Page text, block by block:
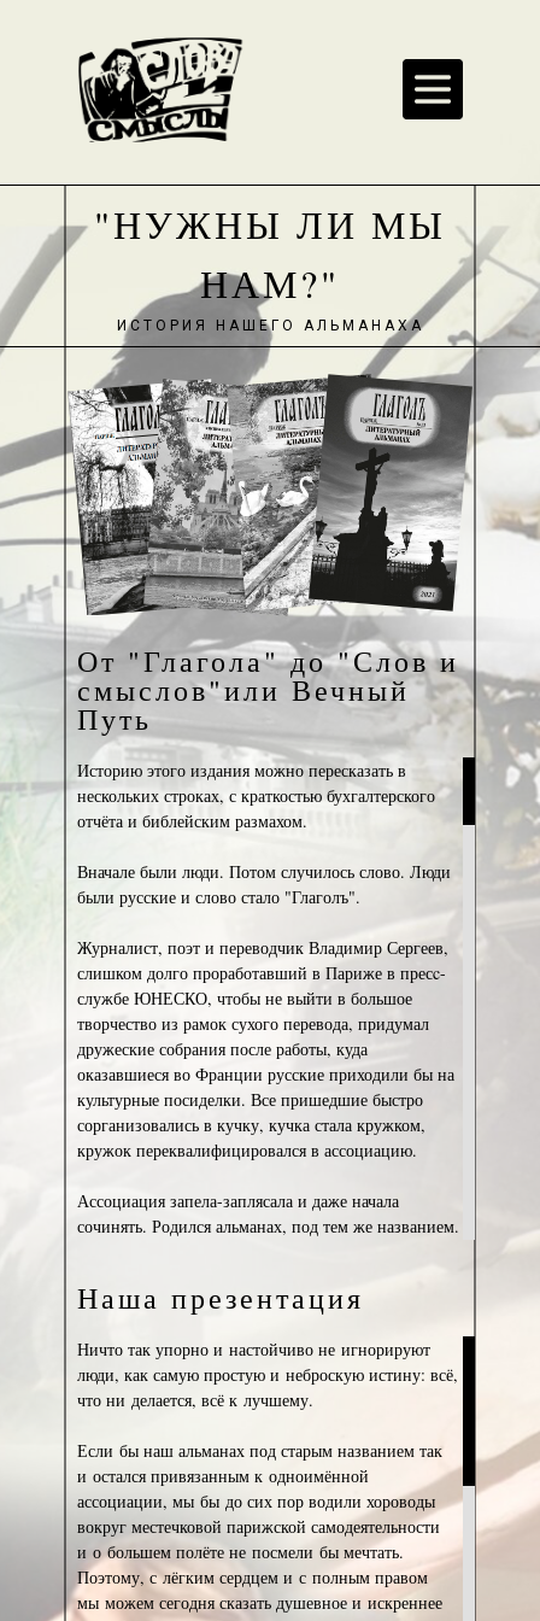
"НУЖНЫ ЛИ МЫ
НАМ?"
ИСТОРИЯ НАШЕГО АЛЬМАНАХА
От "Глагола" до "Слов и
смыслов"или Вечный
Путь
Историю этого издания можно пересказать в
нескольких строках, с краткостью бухгалтерского
отчёта и библейским размахом.
Вначале были люди. Потом случилось слово. Люди
были русские и слово стало "Глаголъ".
Журналист, поэт и переводчик Владимир Сергеев,
слишком долго проработавший в Париже в пресc-
службе ЮНЕСКО, чтобы не выйти в большое
творчество из рамок сухого перевода, придумал
дружеские собрания после работы, куда
оказавшиеся во Франции русские приходили бы на
культурные посиделки. Все пришедшие быстро
сорганизовались в кучку, кучка стала кружком,
кружок переквалифицировался в ассоциацию.
Ассоциация запела-заплясала и даже начала
сочинять. Родился альманах, под тем же названием.
способности и затребовал место под солнцем, в
его создателя, Алла Сергеева, женщина
замечательная не только красотой и умом, но и
безупречным литературным вкусом. Поэтому, после
которых бессменные члены ассоциации обильно
печатали в альманахе свои творения, читали друг
друга и хвалили друг друга, не выходя за пределы
этого уютного междусобойчика, - она
категорически поставила вопрос ребром : либо мы
печатаем хоть сколько нибудь значимые таланты,
либо вся эта графомания продолжается за
Наша презентация
Ничто так упорно и настойчиво не игнорируют
люди, как самую простую и неброскую истину: всё,
что ни делается, всё к лучшему.
Если бы наш альманах под старым названием так
и остался привязанным к одноимённой
ассоциации, мы бы до сих пор водили хороводы
вокруг местечковой парижской самодеятельности
и о большем полёте не посмели бы мечтать.
Поэтому, с лёгким сердцем и с полным правом
мы можем сегодня сказать душевное и искреннее